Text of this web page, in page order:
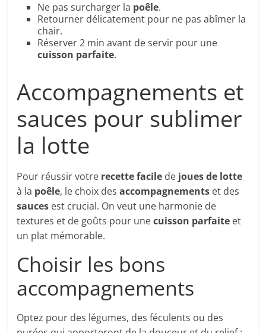
Ne pas surcharger la poêle.
Retourner délicatement pour ne pas abîmer la
chair.
Réserver 2 min avant de servir pour une
cuisson parfaite.
Accompagnements et
sauces pour sublimer
la lotte
Pour réussir votre recette facile de joues de lotte
à la poêle, le choix desaccompagnements et des
sauces est crucial. On veut une harmonie de
textures et de goûts pour unecuisson parfaite et
un plat mémorable.
Choisir les bons
accompagnements
Optez pour des légumes, des féculents ou des